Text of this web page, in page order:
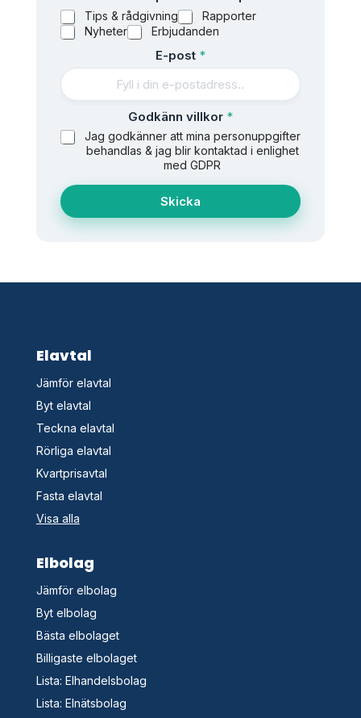
å
?
V
a
d
v
i
l
l
Tips & rådgivning
Rapporter
Nyheter
Erbjudanden
E-post *
Godkänn villkor *
Jag godkänner att mina personuppgifter
behandlas & jag blir kontaktad i enlighet
med GDPR
Skicka
Elavtal
Jämför elavtal
Byt elavtal
Teckna elavtal
Rörliga elavtal
Kvartprisavtal
Fasta elavtal
Visa alla
Elbolag
Jämför elbolag
Byt elbolag
Bästa elbolaget
Billigaste elbolaget
Lista: Elhandelsbolag
Lista: Elnätsbolag